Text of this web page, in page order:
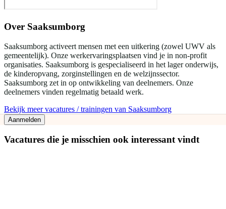
Over Saaksumborg
Saaksumborg activeert mensen met een uitkering (zowel UWV als
gemeentelijk). Onze werkervaringsplaatsen vind je in non-profit
organisaties. Saaksumborg is gespecialiseerd in het lager onderwijs,
de kinderopvang, zorginstellingen en de welzijnssector.
Saaksumborg zet in op ontwikkeling van deelnemers. Onze
deelnemers vinden regelmatig betaald werk.
Bekijk meer vacatures / trainingen van Saaksumborg
Aanmelden
Vacatures die je misschien ook interessant vindt